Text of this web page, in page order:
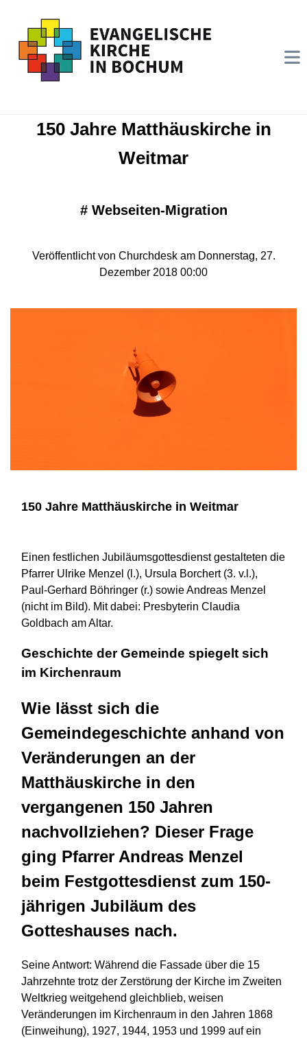
150 Jahre Matthäuskirche in
Weitmar
# Webseiten-Migration
Veröffentlicht von Churchdesk am Donnerstag, 27.
Dezember 2018 00:00
150 Jahre Matthäuskirche in Weitmar
Einen festlichen Jubiläumsgottesdienst gestalteten die
Pfarrer Ulrike Menzel (l.), Ursula Borchert (3. v.l.),
Paul-Gerhard Böhringer (r.) sowie Andreas Menzel
(nicht im Bild). Mit dabei: Presbyterin Claudia
Goldbach am Altar.
Geschichte der Gemeinde spiegelt sich
im Kirchenraum
Wie lässt sich die
Gemeindegeschichte anhand von
Veränderungen an der
Matthäuskirche in den
vergangenen 150 Jahren
nachvollziehen? Dieser Frage
ging Pfarrer Andreas Menzel
beim Festgottesdienst zum 150-
jährigen Jubiläum des
Gotteshauses nach.
Seine Antwort: Während die Fassade über die 15
Jahrzehnte trotz der Zerstörung der Kirche im Zweiten
Weltkrieg weitgehend gleichblieb, weisen
Veränderungen im Kirchenraum in den Jahren 1868
(Einweihung), 1927, 1944, 1953 und 1999 auf ein